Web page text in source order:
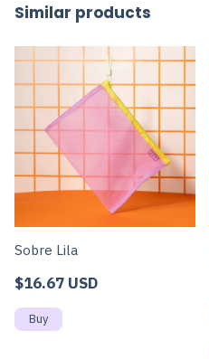
Similar products
Sobre Lila
$16.67 USD